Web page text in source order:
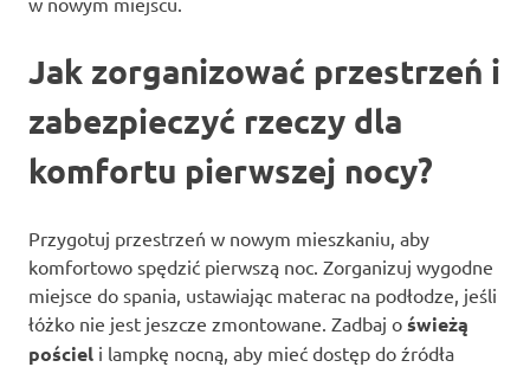
Jak zorganizować przestrzeń i
zabezpieczyć rzeczy dla
komfortu pierwszej nocy?
Przygotuj przestrzeń w nowym mieszkaniu, aby
komfortowo spędzić pierwszą noc. Zorganizuj wygodne
miejsce do spania, ustawiając materac na podłodze, jeśli
łóżko nie jest jeszcze zmontowane. Zadbaj o świeżą
pościel i lampkę nocną, aby mieć dostęp do źródła